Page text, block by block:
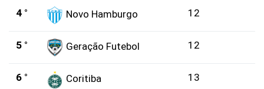
4 ° Novo Hamburgo 12
5 ° Geração Futebol 12
6 ° Coritiba 13